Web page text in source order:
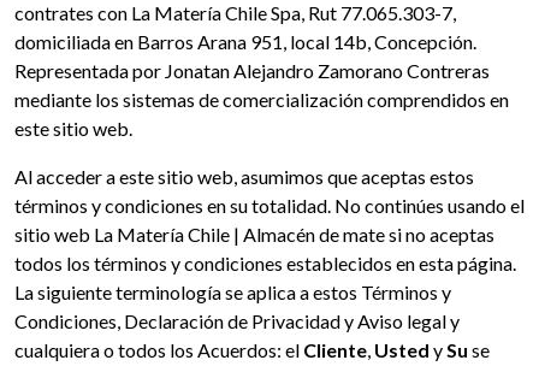
contrates con La Matería Chile Spa, Rut 77.065.303-7,
domiciliada en Barros Arana 951, local 14b, Concepción.
Representada por Jonatan Alejandro Zamorano Contreras
mediante los sistemas de comercialización comprendidos en
este sitio web.
Al acceder a este sitio web, asumimos que aceptas estos
términos y condiciones en su totalidad. No continúes usando el
sitio web La Matería Chile | Almacén de mate si no aceptas
todos los términos y condiciones establecidos en esta página.
La siguiente terminología se aplica a estos Términos y
Condiciones, Declaración de Privacidad y Aviso legal y
cualquiera o todos los Acuerdos: el Cliente, Usted ySu se